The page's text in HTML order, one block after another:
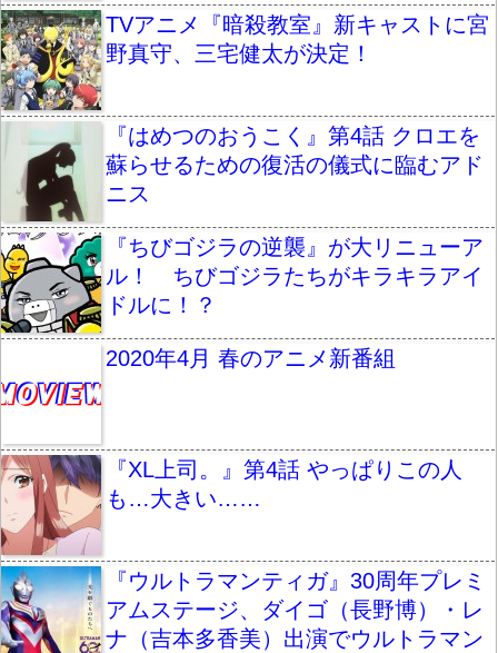
TVアニメ『暗殺教室』新キャストに宮
野真守、三宅健太が決定！
『はめつのおうこく』第4話 クロエを
蘇らせるための復活の儀式に臨むアド
ニス
『ちびゴジラの逆襲』が大リニューア
ル！ ちびゴジラたちがキラキラアイ
ドルに！？
2020年4月 春のアニメ新番組
『XL上司。』第4話 やっぱりこの人
も…大きい……
『ウルトラマンティガ』30周年プレミ
アムステージ、ダイゴ（長野博）・レ
ナ（吉本多香美）出演でウルトラマン